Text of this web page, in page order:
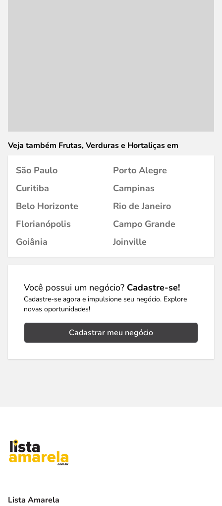
Veja também Frutas, Verduras e Hortaliças em
São Paulo
Porto Alegre
Curitiba
Campinas
Belo Horizonte
Rio de Janeiro
Florianópolis
Campo Grande
Goiânia
Joinville
Você possui um negócio? Cadastre-se!
Cadastre-se agora e impulsione seu negócio. Explore
novas oportunidades!
Cadastrar meu negócio
Lista Amarela